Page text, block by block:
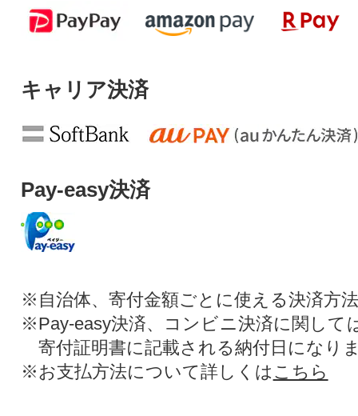
キャリア決済
Pay-easy決済
※自治体、寄付金額ごとに使える決済方
※Pay-easy決済、コンビニ決済に関して
寄付証明書に記載される納付日になり
※お支払方法について詳しくは こちら